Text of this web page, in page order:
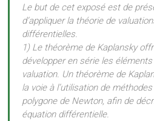
Le but de cet exposé est de
d’appliquer la théorie de
différentielles.
1) Le théorème de Kaplansky
développer en série les éléments
valuation. Un théorème de
la voie à l’utilisation de
polygone de Newton, afin de
équation différentielle.